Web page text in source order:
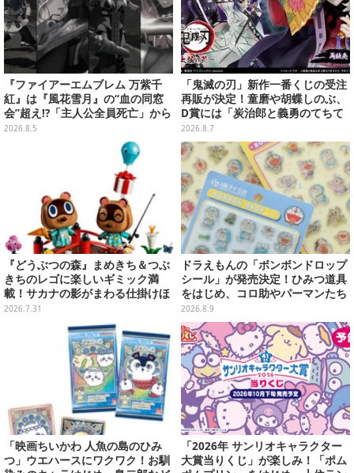
『ファイアーエムブレム 万紫千
紅』は『風花雪月』の“血の同窓
会”超え!?「主人公全員死亡」から
始まる物語は、様々なシリーズ作
2026.8.5
「鬼滅の刃」新作一番くじの受注
再販が決定！童磨や胡蝶しのぶ、
D賞には「炭治郎と義勇のてちて
ちフィギュア」も
2026.8.7
『どうぶつの森』まめきち＆つぶ
きちのレゴに楽しいギミック満
載！サカナの影がまわる仕掛けほ
か、つりざおやプレゼントふうせ
んなど付属パーツも
2026.7.31
ドラえもんの「ボンボンドロップ
シール」が発売決定！ひみつ道具
をはじめ、コロ助やパーマンたち
「藤子・F・不二雄」キャラも収
録の全2種類
2026.8.9
「映画ちいかわ 人魚の島のひみ
つ」ウエハースにワクワク！お馴
「2026年 サンリオキャラクター
大賞当りくじ」が楽しみ！「ポム